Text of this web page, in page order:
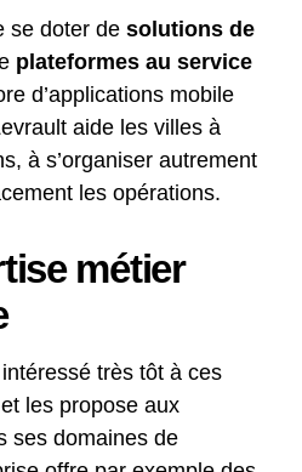
se doter de solutions de
plateformes au service
d’applications mobile
aide les villes à
à s’organiser autrement
les opérations.
métier
très tôt à ces
les propose aux
ses domaines de